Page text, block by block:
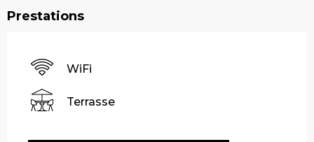
Prestations
WiFi
Terrasse